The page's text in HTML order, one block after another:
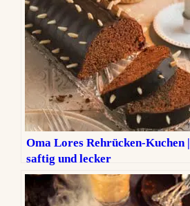
Oma Lores Rehrücken-Kuchen |
saftig und lecker